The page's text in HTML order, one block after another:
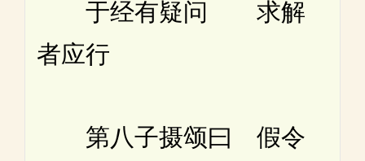
于经有疑问 求解
者应行
第八子摄颂曰 假令